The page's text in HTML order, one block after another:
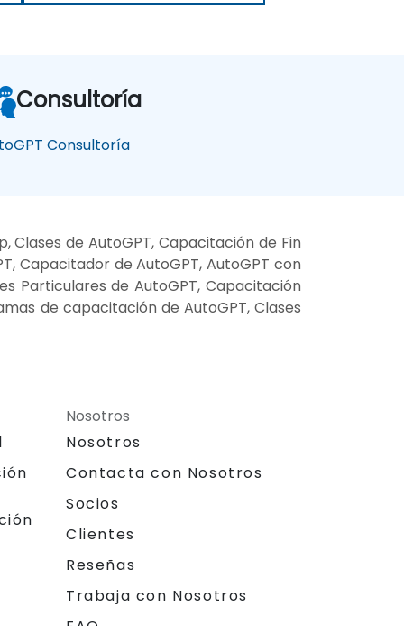
Consultoría
Consultoría
Clases de AutoGPT, Capacitación de Fin
Capacitador de AutoGPT, AutoGPT con
Particulares de AutoGPT, Capacitación
de capacitación de AutoGPT, Clases
Nosotros
Nosotros
Contacta con Nosotros
Socios
Clientes
Reseñas
Trabaja con Nosotros